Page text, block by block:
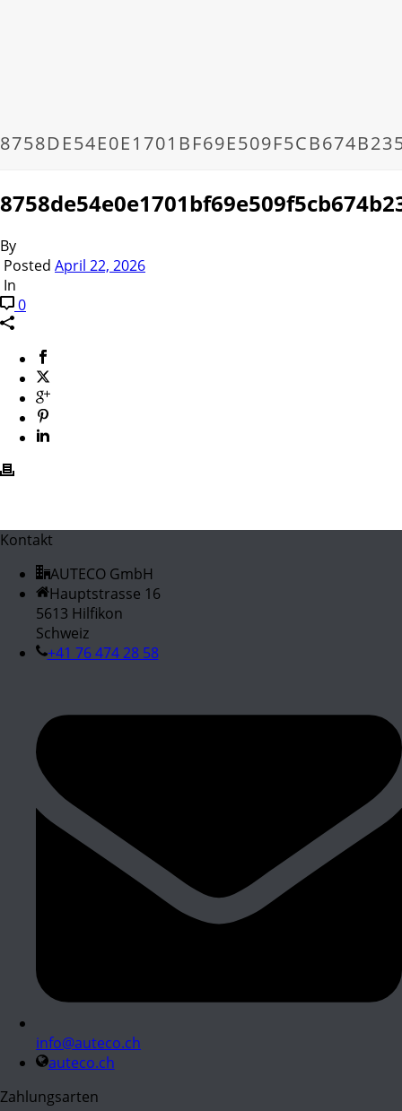
By
Posted April 22, 2026
In
0
Kontakt
AUTECO GmbH
Hauptstrasse 16
5613 Hilfikon
Schweiz
+41 76 474 28 58
info@auteco.ch
auteco.ch
Zahlungsarten